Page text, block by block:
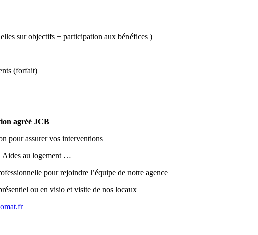
sur objectifs + participation aux bénéfices )
(forfait)
agréé JCB
pour assurer vos interventions
Aides au logement …
pour rejoindre l’équipe de notre agence
ou en visio et visite de nos locaux